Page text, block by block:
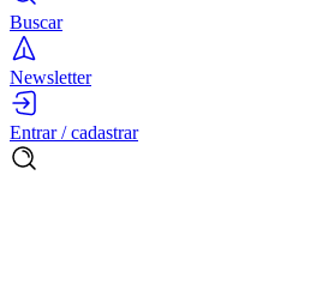
Buscar
Newsletter
Entrar / cadastrar